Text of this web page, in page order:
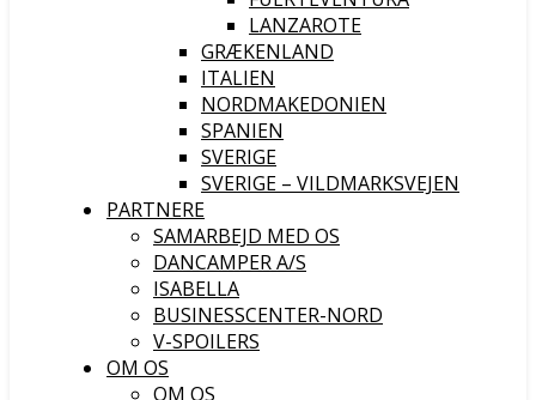
LANZAROTE
GRÆKENLAND
ITALIEN
NORDMAKEDONIEN
SPANIEN
SVERIGE
SVERIGE – VILDMARKSVEJEN
PARTNERE
SAMARBEJD MED OS
DANCAMPER A/S
ISABELLA
BUSINESSCENTER-NORD
V-SPOILERS
OM OS
OM OS